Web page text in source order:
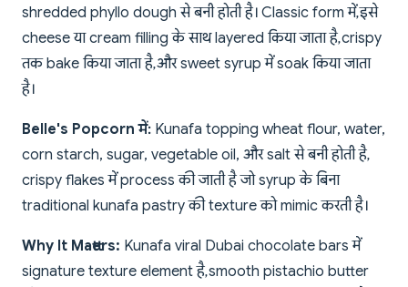
shredded phyllo dough से बनी होती है। Classic form में, इसे
cheese या cream filling के साथ layered किया जाता है, crispy
तक bake किया जाता है, और sweet syrup में soak किया जाता
है।
Belle's Popcorn में: Kunafa topping wheat flour, water,
corn starch, sugar, vegetable oil, और salt से बनी होती है,
crispy flakes में process की जाती है जो syrup के बिना
traditional kunafa pastry की texture को mimic करती है।
Why It Matters: Kunafa viral Dubai chocolate bars में
signature texture element है, smooth pistachio butter